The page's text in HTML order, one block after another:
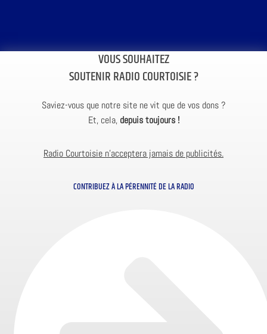
VOUS SOUHAITEZ
SOUTENIR RADIO COURTOISIE ?
Saviez-vous que notre site ne vit que de vos dons ?
Et, cela, depuis toujours !
Radio Courtoisie n’acceptera jamais de publicités.
CONTRIBUEZ À LA PÉRENNITÉ DE LA RADIO